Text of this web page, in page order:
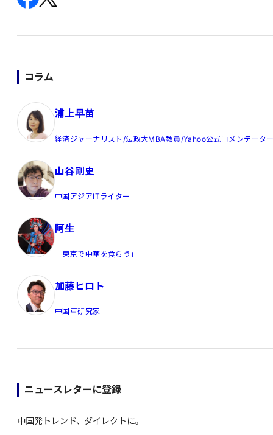
コラム
浦上早苗
経済ジャーナリスト/法政大MBA教員/Yahoo公式コメンテータ
山谷剛史
中国アジアITライター
阿生
「東京で中華を食らう」
加藤ヒロト
中国車研究家
ニュースレターに登録
中国発トレンド、ダイレクトに。